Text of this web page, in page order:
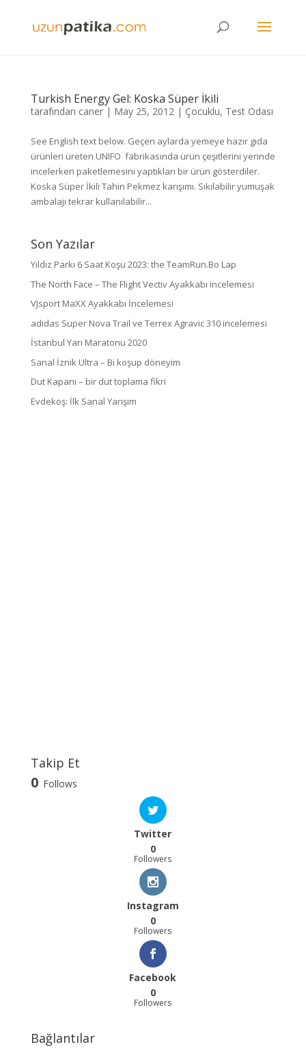
Turkish Energy Gel: Koska Süper İkili
tarafından caner| May 25, 2012| Çocuklu, Test Odası
See English text below. Geçen aylarda yemeye hazır gıda
ürünleri üreten UNIFO fabrikasında ürün çeşitlerini yerinde
incelerken paketlemesini yaptıkları bir ürün gösterdiler.
Koska Süper İkili Tahin Pekmez karışımı. Sıkılabilir yumuşak
ambalajı tekrar kullanılabilir...
Son Yazılar
Yıldız Parkı 6 Saat Koşu 2023: the TeamRun.Bo Lap
The North Face – The Flight Vectiv Ayakkabı incelemesi
VJsport MaXX Ayakkabı İncelemesi
adidas Super Nova Trail ve Terrex Agravic 310 incelemesi
İstanbul Yarı Maratonu 2020
Sanal İznik Ultra – Bi koşup döneyim
Dut Kapanı – bir dut toplama fikri
Evdekoş: İlk Sanal Yarışım
Takip Et
0 Follows
Twitter
0
Followers
Instagram
0
Followers
Facebook
0
Followers
Bağlantılar